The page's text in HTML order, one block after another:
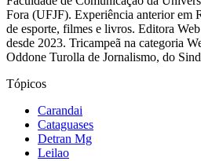
Fora (UFJF). Experiência anterior em
de esporte, filmes e livros. Editora
desde 2023. Tricampeã na categoria
Oddone Turolla de Jornalismo, do
Tópicos
Carandai
Cataguases
Detran Mg
Leilao